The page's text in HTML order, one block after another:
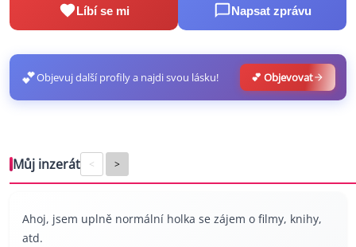
Líbí se mi Napsat zprávu
💕Objevuj další profily a najdi svou lásku! 💕 Objevovat
Můj inzerát < >
Ahoj, jsem uplně normální holka se zájem o filmy, knihy,
atd.